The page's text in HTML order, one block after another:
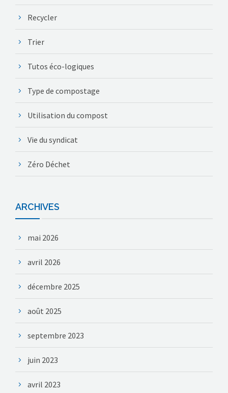
Recycler
Trier
Tutos éco-logiques
Type de compostage
Utilisation du compost
Vie du syndicat
Zéro Déchet
ARCHIVES
mai 2026
avril 2026
décembre 2025
août 2025
septembre 2023
juin 2023
avril 2023